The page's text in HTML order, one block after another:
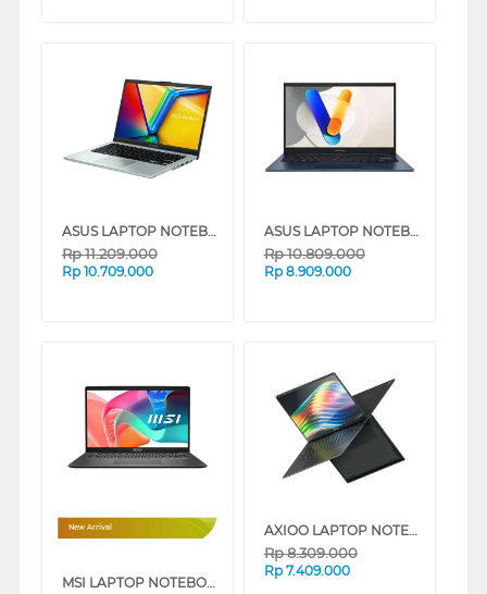
ASUS LAPTOP NOTEBOOK VIVOBOOK GO E1404FA-VIPS5152M AMD RYZEN 5 7520U
Rp11.209.000
Rp 10.709.000
ASUS LAPTOP NOTEBOOK VIVOBOOK A1404VA-VIPS3824M INTEL CORE I3-1315U
Rp10.809.000
Rp 8.909.000
New Arrival
MSI LAPTOP NOTEBOOK MODERN 14 F13MG MS-14S1 INTEL CORE I3-1315U
AXIOO LAPTOP NOTEBOOK HYPE R3 INTEL CORE I3-1215U
Rp8.309.000
Rp 7.409.000